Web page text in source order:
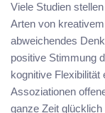
Viele Studien
Arten von
abweichendes
positive Stimmung
kognitive Flexibilität
Assoziationen
ganze Zeit